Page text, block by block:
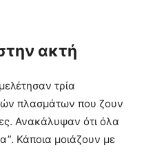
ακτή
τρία
πλασμάτων που ζουν
Ανακάλυψαν ότι όλα
Κάποια μοιάζουν με